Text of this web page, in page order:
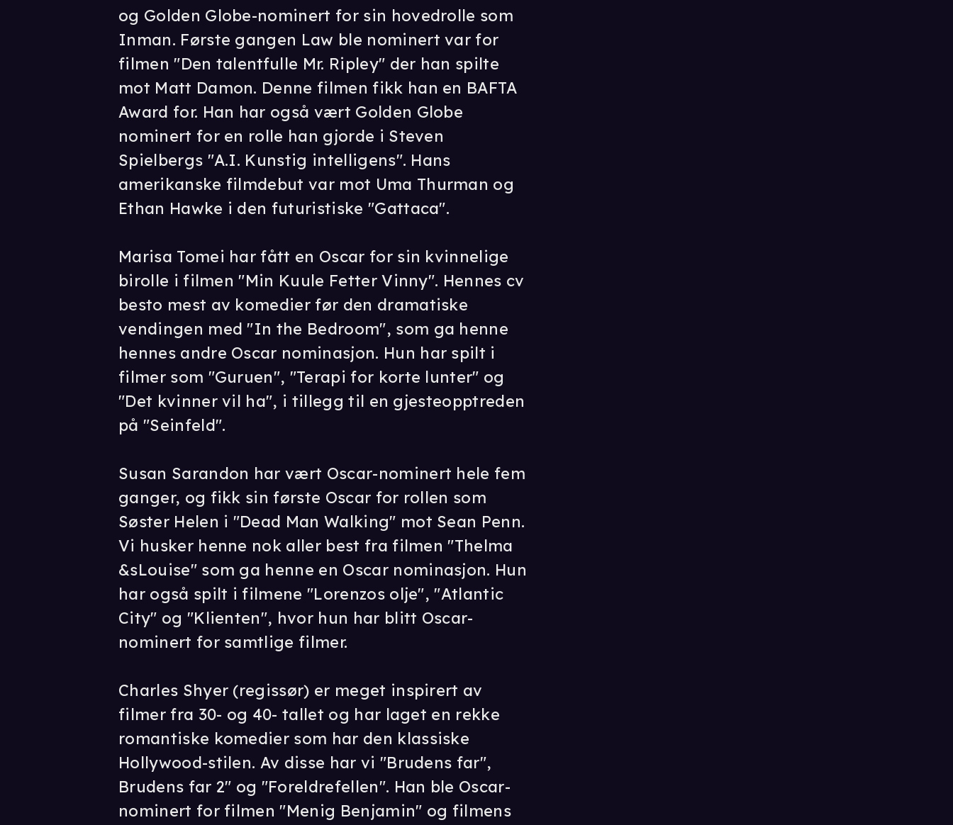
og Golden Globe-nominert for sin hovedrolle som
Inman. Første gangen Law ble nominert var for
filmen "Den talentfulle Mr. Ripley" der han spilte
mot Matt Damon. Denne filmen fikk han en BAFTA
Award for. Han har også vært Golden Globe
nominert for en rolle han gjorde i Steven
Spielbergs "A.I. Kunstig intelligens". Hans
amerikanske filmdebut var mot Uma Thurman og
Ethan Hawke i den futuristiske "Gattaca".
Marisa Tomei har fått en Oscar for sin kvinnelige
birolle i filmen "Min Kuule Fetter Vinny". Hennes cv
besto mest av komedier før den dramatiske
vendingen med "In the Bedroom", som ga henne
hennes andre Oscar nominasjon. Hun har spilt i
filmer som "Guruen", "Terapi for korte lunter" og
"Det kvinner vil ha", i tillegg til en gjesteopptreden
på "Seinfeld".
Susan Sarandon har vært Oscar-nominert hele fem
ganger, og fikk sin første Oscar for rollen som
Søster Helen i "Dead Man Walking" mot Sean Penn.
Vi husker henne nok aller best fra filmen "Thelma
&sLouise" som ga henne en Oscar nominasjon. Hun
har også spilt i filmene "Lorenzos olje", "Atlantic
City" og "Klienten", hvor hun har blitt Oscar-
nominert for samtlige filmer.
Charles Shyer (regissør) er meget inspirert av
filmer fra 30- og 40- tallet og har laget en rekke
romantiske komedier som har den klassiske
Hollywood-stilen. Av disse har vi "Brudens far",
Brudens far 2" og "Foreldrefellen". Han ble Oscar-
nominert for filmen "Menig Benjamin" og filmens